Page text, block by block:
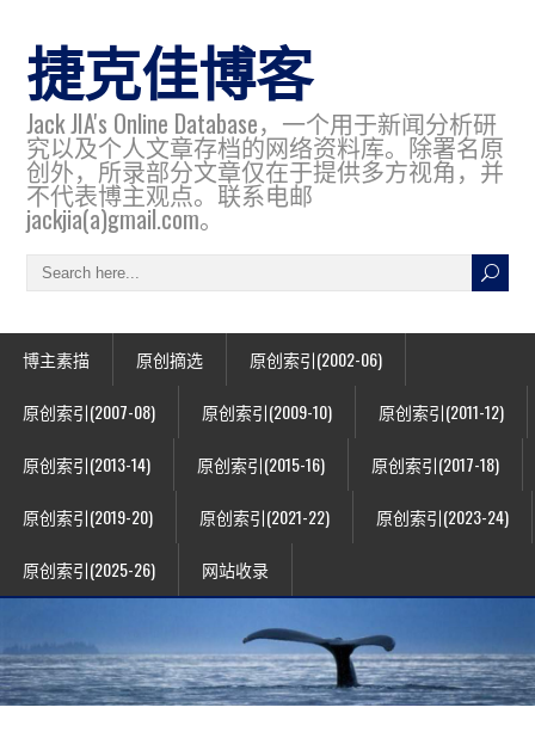
捷克佳博客
Jack JIA's Online Database，一个用于新闻分析研
究以及个人文章存档的网络资料库。除署名原
创外，所录部分文章仅在于提供多方视角，并
不代表博主观点。联系电邮
jackjia(a)gmail.com。
博主素描 原创摘选 原创索引(2002-06)
原创索引(2007-08) 原创索引(2009-10) 原创索引(2011-12)
原创索引(2013-14) 原创索引(2015-16) 原创索引(2017-18)
原创索引(2019-20) 原创索引(2021-22) 原创索引(2023-24)
原创索引(2025-26) 网站收录